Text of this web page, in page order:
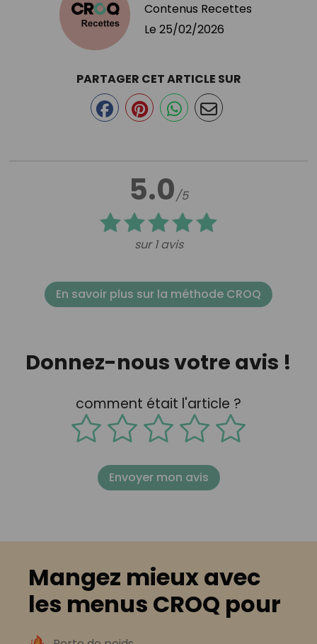
Contenus Recettes
Le 25/02/2026
5.0/5
sur 1 avis
PARTAGER CET ARTICLE SUR
En savoir plus sur la méthode CROQ
Donnez-nous votre avis !
comment était l'article ?
Envoyer mon avis
Mangez mieux avec
les menus CROQ pour